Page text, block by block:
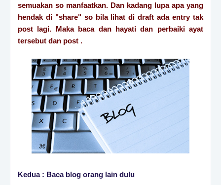
semuakan so manfaatkan. Dan kadang lupa apa yang
hendak di "share" so bila lihat di draft ada entry tak
post lagi. Maka baca dan hayati dan perbaiki ayat
tersebut dan post .
Kedua : Baca blog orang lain dulu